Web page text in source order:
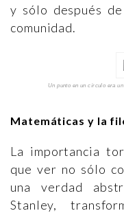
y sólo después
comunidad.
Un punto en un círculo era
Matemáticas y la
La importancia
que ver no sólo
una verdad
Stanley,